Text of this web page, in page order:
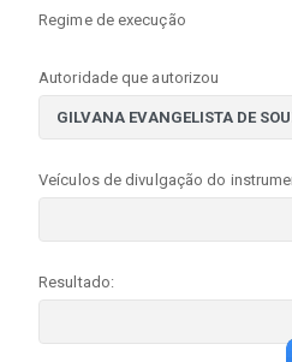
Regime de execução
Autoridade que autorizou
Veículos de divulgação do
Resultado: